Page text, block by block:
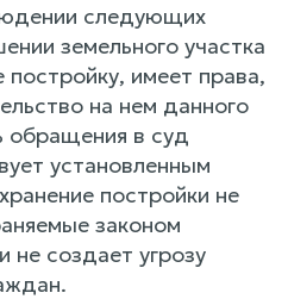
следующих
земельного участка
имеет права,
на нем данного
обращения в суд
установленным
постройки не
законом
не создает угрозу